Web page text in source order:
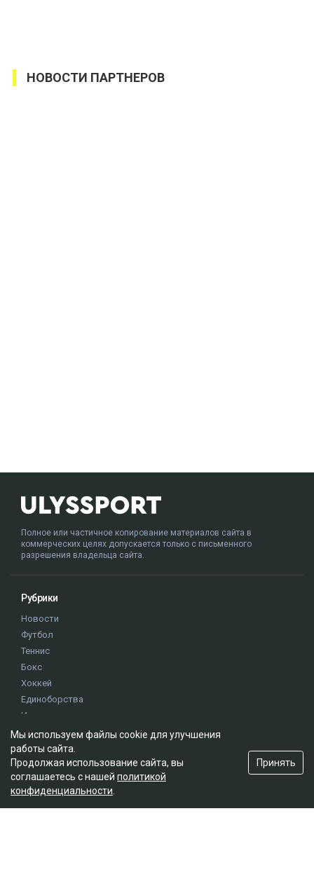
НОВОСТИ ПАРТНЕРОВ
Полное или частичное копирование материалов сайта в
коммерческих целях допускается только с письменного
разрешения владельца сайта.
Рубрики
Новости
Футбол
Теннис
Бокс
Хоккей
Единоборства
Истории
Олимпиада
Редакция
О проекте
Правила сайта
Мы используем файлы cookie для улучшения
работы сайта.
Продолжая использование сайта, вы
соглашаетесь с нашей политикой
конфиденциальности
Принять